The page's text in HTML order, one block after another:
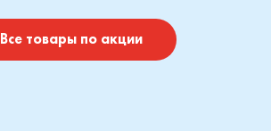
Купить
Все товары по акции